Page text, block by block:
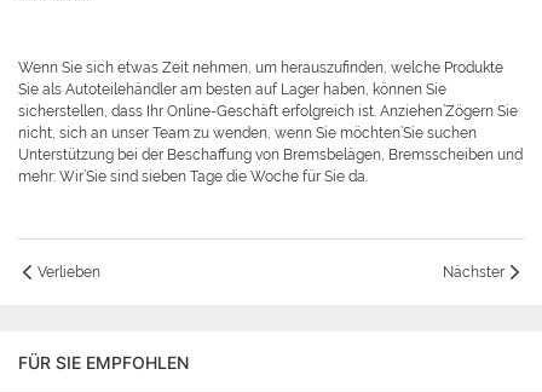
Wenn Sie sich etwas Zeit nehmen, um herauszufinden, welche Produkte
Sie als Autoteilehändler am besten auf Lager haben, können Sie
sicherstellen, dass Ihr Online-Geschäft erfolgreich ist. Anziehen’Zögern Sie
nicht, sich an unser Team zu wenden, wenn Sie möchten’Sie suchen
Unterstützung bei der Beschaffung von Bremsbelägen, Bremsscheiben und
mehr: Wir’Sie sind sieben Tage die Woche für Sie da.
Verlieben Nächster
FÜR SIE EMPFOHLEN